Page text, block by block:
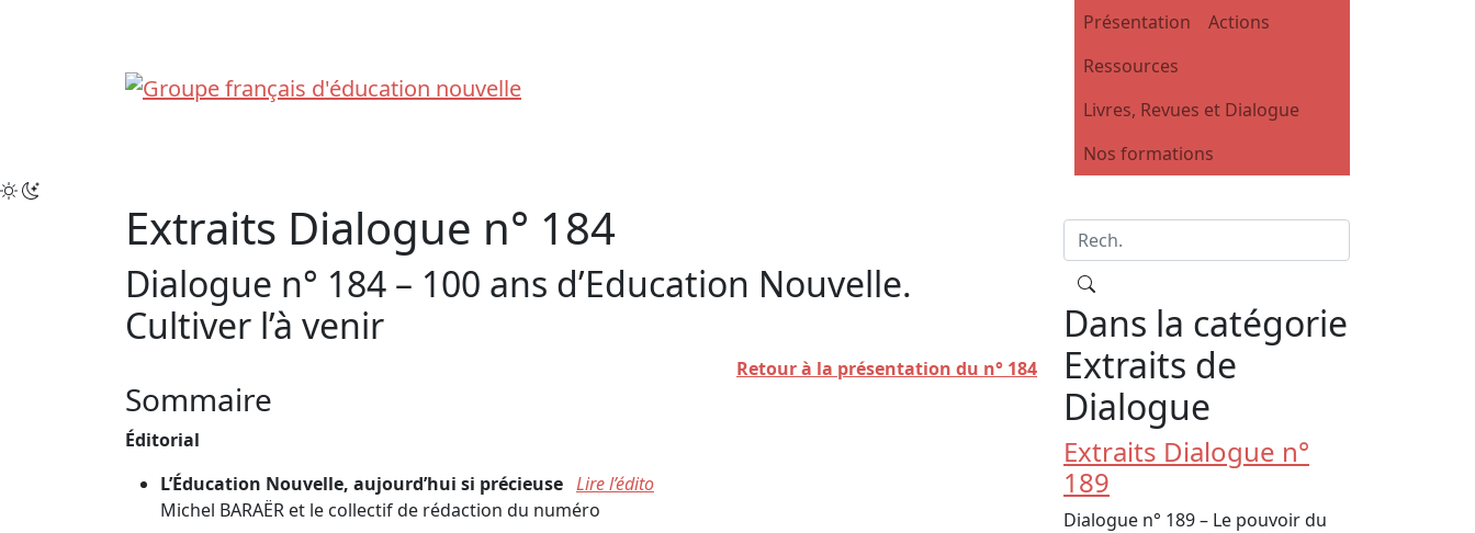
Présentation
Actions
Ressources
Livres, Revues et Dialogue
Nos formations
Extraits Dialogue n° 184
Dialogue n° 184 – 100 ans d’Education Nouvelle.
Cultiver l’à venir
Retour à la présentation du n° 184
Sommaire
Éditorial
L’Éducation Nouvelle, aujourd’hui si précieuse Lire l’édito
Michel BARAËR et le collectif de rédaction du numéro
Dans la catégorie
Extraits de
Dialogue
Extraits Dialogue n°
189
Dialogue n° 189 – Le pouvoir du